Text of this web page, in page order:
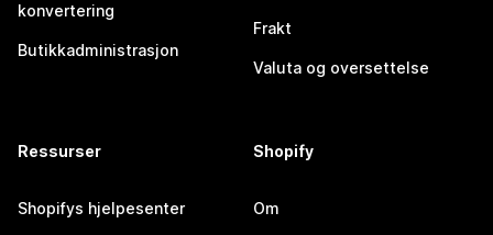
konvertering
Butikkadministrasjon
Frakt
Valuta og oversettelse
Ressurser
Shopifys hjelpesenter
Shopify
Om